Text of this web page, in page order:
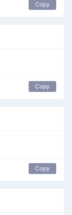
Copy
Copy
Copy